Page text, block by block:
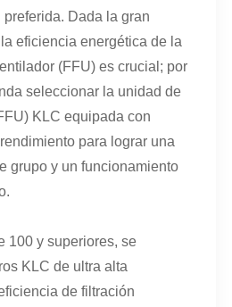
Dada la gran
eficiencia energética de la
(FFU) es crucial; por
seleccionar la unidad de
KLC equipada con
para lograr una
grupo y un funcionamiento
100 y superiores, se
KLC de ultra alta
de filtración